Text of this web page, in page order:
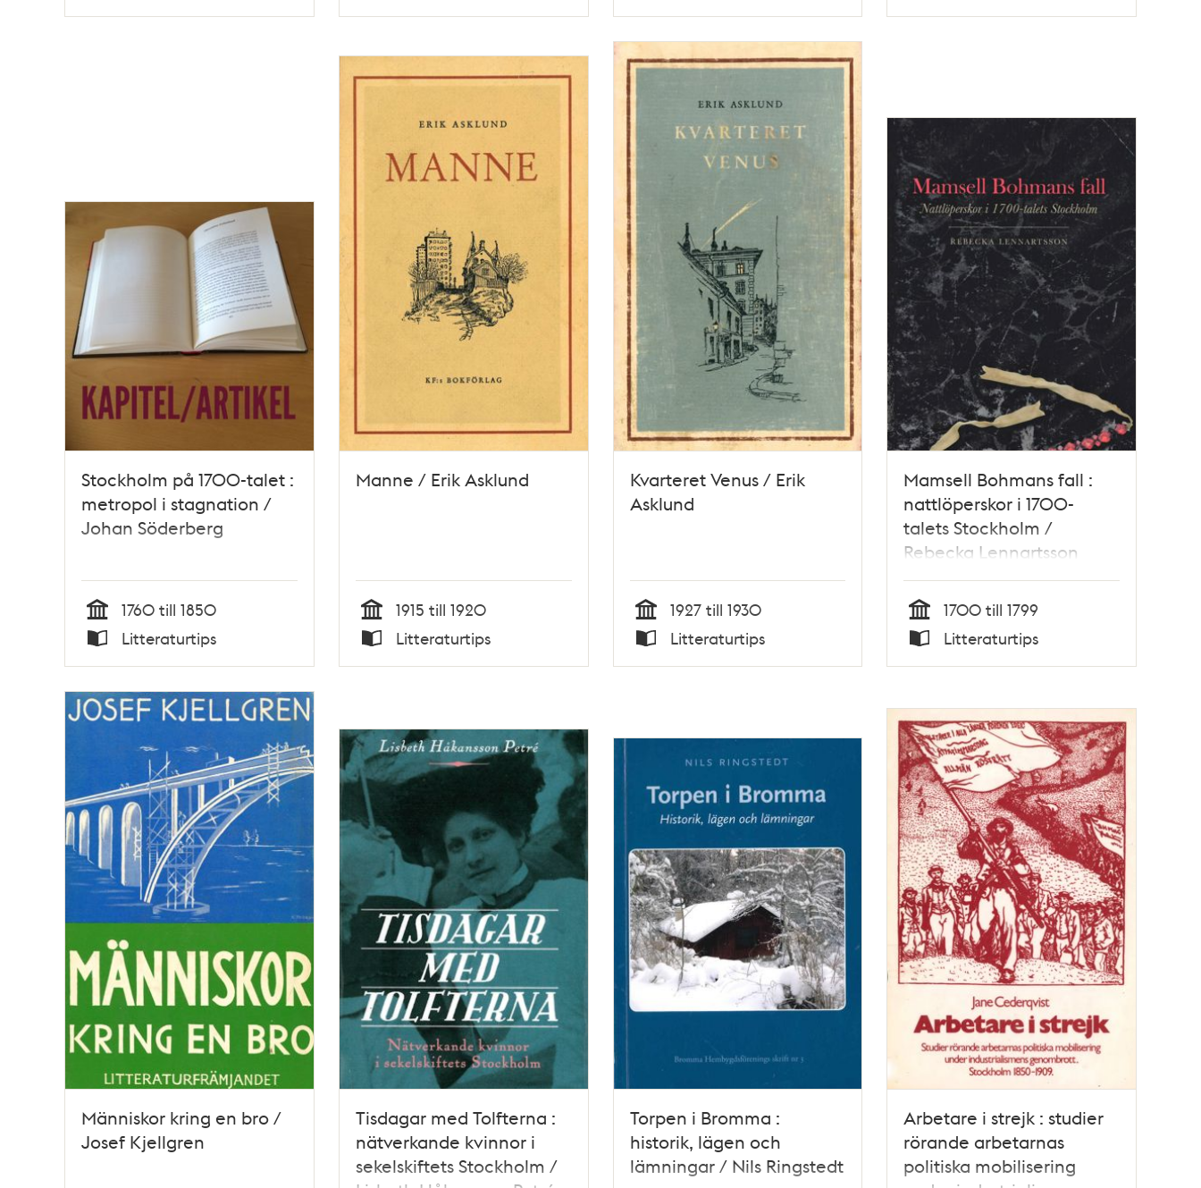
Typ Typ Typ Typ
Stockholm på 1700-talet :
metropol i stagnation /
Johan Söderberg
Tid
1760 till 1850
Typ
Litteraturtips
Manne / Erik Asklund
Tid
1915 till 1920
Typ
Litteraturtips
Kvarteret Venus / Erik
Asklund
Tid
1927 till 1930
Typ
Litteraturtips
Mamsell Bohmans fall :
nattlöperskor i 1700-
talets Stockholm /
Rebecka Lennartsson
Tid
1700 till 1799
Typ
Litteraturtips
Människor kring en bro /
Josef Kjellgren
Tisdagar med Tolfterna :
nätverkande kvinnor i
sekelskiftets Stockholm /
Torpen i Bromma :
historik, lägen och
lämningar / Nils Ringstedt
Arbetare i strejk : studier
rörande arbetarnas
politiska mobilisering